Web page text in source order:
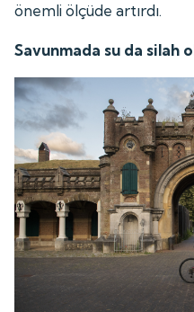
önemli ölçüde artırdı.
Savunmada su da silah